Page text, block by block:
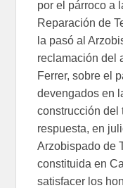
por el párroco a
Reparación de
la pasó al
reclamación del
Ferrer, sobre el
devengados en
construcción del
respuesta, en
Arzobispado de
constituida en
satisfacer los